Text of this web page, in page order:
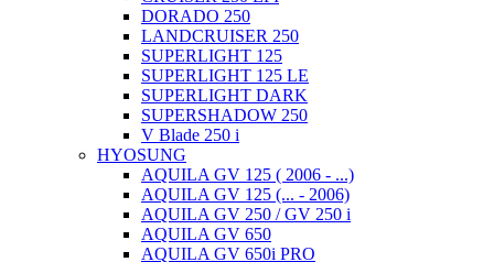
DORADO 250
LANDCRUISER 250
SUPERLIGHT 125
SUPERLIGHT 125 LE
SUPERLIGHT DARK
SUPERSHADOW 250
V Blade 250 i
HYOSUNG
AQUILA GV 125 ( 2006 - ...)
AQUILA GV 125 (... - 2006)
AQUILA GV 250 / GV 250 i
AQUILA GV 650
AQUILA GV 650i PRO